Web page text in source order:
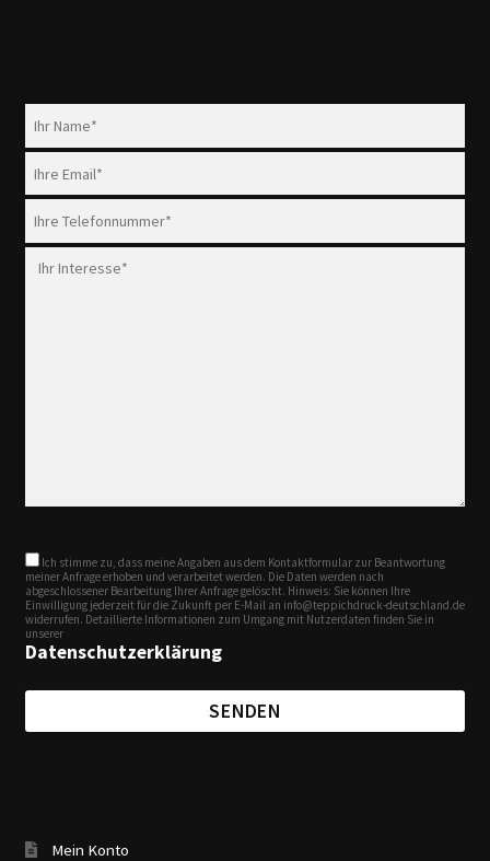
Mein Konto
Ich stimme zu, dass meine Angaben aus dem Kontaktformular zur Beantwortung
meiner Anfrage erhoben und verarbeitet werden. Die Daten werden nach
abgeschlossener Bearbeitung Ihrer Anfrage gelöscht. Hinweis: Sie können Ihre
Einwilligung jederzeit für die Zukunft per E-Mail an info@teppichdruck-deutschland.de
widerrufen. Detaillierte Informationen zum Umgang mit Nutzerdaten finden Sie in
unserer
Datenschutzerklärung